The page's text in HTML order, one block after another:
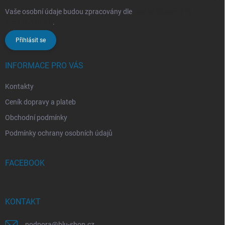
Vaše osobní údaje budou zpracovány dle
.
Přihlásit se
INFORMACE PRO VÁS
Kontakty
Ceník dopravy a plateb
Obchodní podmínky
Podmínky ochrany osobních údajů
FACEBOOK
KONTAKT